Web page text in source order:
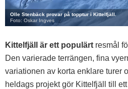
Olle Stenbäck provar på topptur i Kittelfjäll.
Foto: Oskar Ingves
Kittelfjäll är ett populärt resmål
Den varierade terrängen, fina
variationen av korta enklare turer
heldags projekt gör Kittelfjäll till